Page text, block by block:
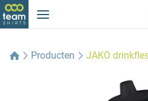
Producten JAKO